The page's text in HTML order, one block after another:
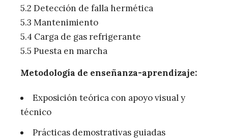
5.2 Detección de falla hermética
5.3 Mantenimiento
5.4 Carga de gas refrigerante
5.5 Puesta en marcha
Metodología de enseñanza-aprendizaje:
Exposición teórica con apoyo visual y
técnico
Prácticas demostrativas guiadas